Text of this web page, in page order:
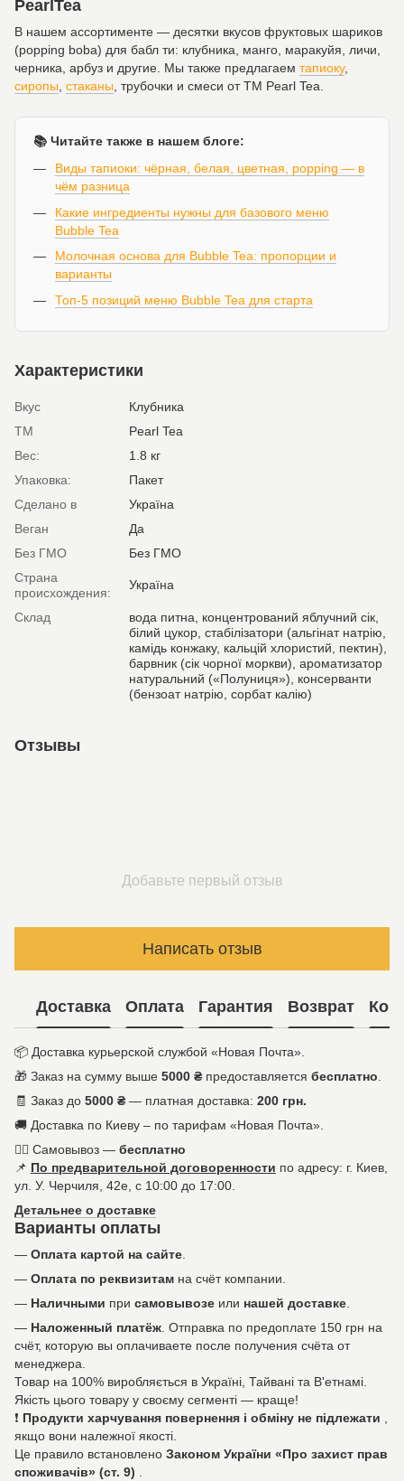
PearlTea
В нашем ассортименте — десятки вкусов фруктовых шариков
(popping boba) для бабл ти: клубника, манго, маракуйя, личи,
черника, арбуз и другие. Мы также предлагаем тапиоку,
сиропы, стаканы, трубочки и смеси от ТМ Pearl Tea.
📚 Читайте также в нашем блоге:
Виды тапиоки: чёрная, белая, цветная, popping — в
чём разница
Какие ингредиенты нужны для базового меню
Bubble Tea
Молочная основа для Bubble Tea: пропорции и
варианты
Топ-5 позиций меню Bubble Tea для старта
Характеристики
Вкус
Клубника
ТМ
Pearl Tea
Вес:
1.8 кг
Упаковка:
Пакет
Сделано в
Україна
Веган
Да
Без ГМО
Без ГМО
Страна
происхождения:
Україна
Склад
вода питна, концентрований яблучний сік,
білий цукор, стабілізатори (альгінат натрію,
камідь конжаку, кальцій хлористий, пектин),
барвник (сік чорної моркви), ароматизатор
натуральний («Полуниця»), консерванти
(бензоат натрію, сорбат калію)
Отзывы
Добавьте первый отзыв
Написать отзыв
Доставка Оплата Гарантия Возврат
📦 Доставка курьерской службой «Новая Почта».
🎁 Заказ на сумму выше 5000 ₴ предоставляется бесплатно
🧾 Заказ до 5000 ₴ — платная доставка: 200 грн.
🚚 Доставка по Киеву – по тарифам «Новая Почта».
🚶‍♀️ Самовывоз — бесплатно
📌 По предварительной договоренности по адресу: г. Киев,
ул. У. Черчиля, 42е, с 10:00 до 17:00.
Детальнее о доставке
Варианты оплаты
— Оплата картой на сайте.
— Оплата по реквизитам на счёт компании.
— Наличными при самовывозе или нашей доставке.
— Наложенный платёж. Отправка по предоплате 150 грн на
счёт, которую вы оплачиваете после получения счёта от
менеджера.
Товар на 100% виробляється в Україні, Тайвані та В'етнамі.
Якість цього товару у своєму сегменті — краще!
❗ Продукти харчування повернення і обміну не підлежати ,
якщо вони належної якості.
Це правило встановлено Законом України «Про захист прав
споживачів» (ст. 9) .